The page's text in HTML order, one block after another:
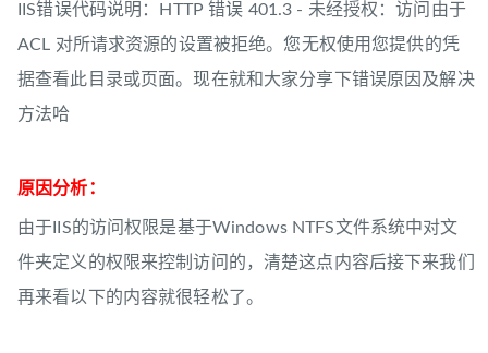
IIS错误代码说明：HTTP 错误 401.3 - 未经授权：访问由于
ACL 对所请求资源的设置被拒绝。您无权使用您提供的凭
据查看此目录或页面。现在就和大家分享下错误原因及解决
方法哈
原因分析：
由于IIS的访问权限是基于Windows NTFS文件系统中对文
件夹定义的权限来控制访问的，清楚这点内容后接下来我们
再来看以下的内容就很轻松了。